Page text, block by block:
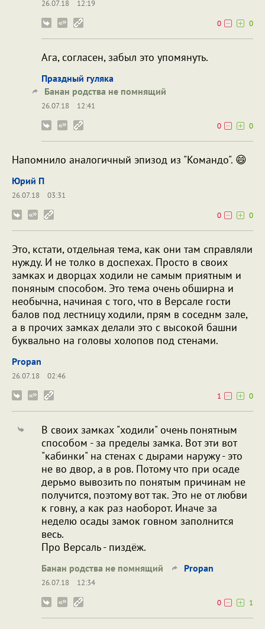
26.07.18
12:19
0
0
Ага, согласен, забыл это упомянуть.
Праздный гуляка
Банан родства не помнящий
26.07.18
12:41
0
0
Напомнило аналогичный эпизод из "Командо". 😄
Юрий П
26.07.18
03:31
0
0
Это, кстати, отдельная тема, как они там справляли
нужду. И не толко в доспехах. Просто в своих
замках и дворцах ходили не самым приятным и
поняным способом. Это тема очень обширна и
необычна, начиная с того, что в Версале гости
балов под лестницу ходили, прям в соседнм зале,
а в прочих замках делали это с высокой башни
буквально на головы холопов под стенами.
Propan
26.07.18
02:46
1
0
В своих замках "ходили" очень понятным
способом - за пределы замка. Вот эти вот
"кабинки" на стенах с дырами наружу - это
не во двор, а в ров. Потому что при осаде
дерьмо вывозить по понятым причинам не
получится, поэтому вот так. Это не от любви
к говну, а как раз наоборот. Иначе за
неделю осады замок говном заполнится
весь.
Про Версаль - пиздёж.
Банан родства не помнящий Propan
26.07.18
12:34
0
1